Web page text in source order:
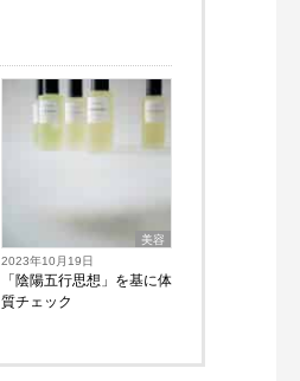
美容
2023年10月19日
「陰陽五行思想」を基に体
質チェック